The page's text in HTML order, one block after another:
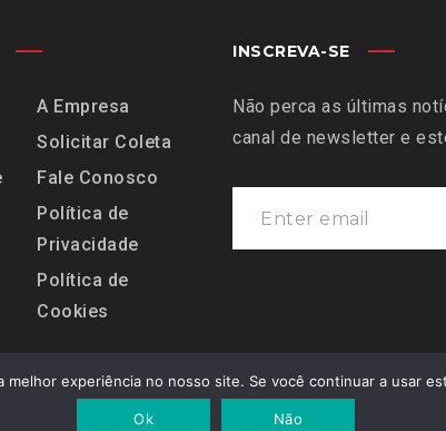
A Empresa
Solicitar Coleta
Fale Conosco
Política de
Privacidade
Política de
Cookies
INSCREVA-SE
Não perca as últimas
canal de newsletter e
experiência no nosso site. Se você continuar a usar
Ok Não